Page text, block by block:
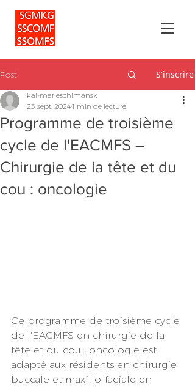
Post S'inscrire
Programme de troisième
cycle de l'EACMFS –
Chirurgie de la tête et du
cou : oncologie
kai-marieschimansk
23 sept. 20241 min de lecture
Ce programme de troisième cycle
de l'EACMFS en chirurgie de la
tête et du cou : oncologie est
adapté aux résidents en chirurgie
buccale et maxillo-faciale en